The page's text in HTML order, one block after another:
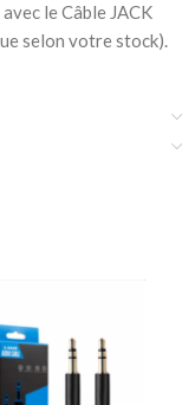
le Câble JACK
selon votre stock).